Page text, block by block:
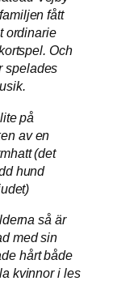
fått
ordinarie
Och
spelades
på
av en
(det
hund
så är
med sin
hårt både
kvinnor i les